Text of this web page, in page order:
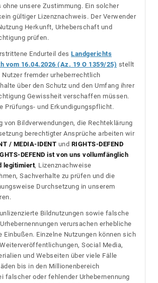
unsere Zustimmung. Ein solcher
gültiger Lizenznachweis. Der Verwender
Herkunft, Urheberschaft und
prüfen.
Endurteil des Landgerichts
vom 16.04.2026 (Az. 19 O 1359/25) stellt
Nutzer fremder urheberrechtlich
über den Schutz und den Umfang ihrer
Gewissheit verschaffen müssen.
Prüfungs- und Erkundigungspflicht.
von Bildverwendungen, die Rechteklärung
berechtigter Ansprüche arbeiten wir
/ MEDIA-IDENT und RIGHTS-DEFEND
DEFEND ist von uns vollumfänglich
legitimiert, Lizenznachweise
Sachverhalte zu prüfen und die
Durchsetzung in unserem
Bildnutzungen sowie falsche
verursachen erhebliche
Einzelne Nutzungen können sich
Social Media,
und Webseiten über viele Fälle
bis in den Millionenbereich
falscher oder fehlender Urhebernennung